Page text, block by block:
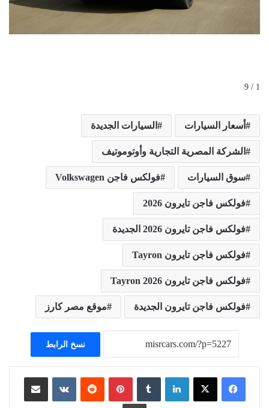
1 / 9
أسعار السيارات السيارات الجديدة
الشركة المصرية التجارية وأوتوموتيف
سوق السيارات فولكس فاجن Volkswagen
فولكس فاجن تايرون 2026
فولكس فاجن تايرون 2026 الجديدة
فولكس فاجن تايرون Tayron
فولكس فاجن تايرون Tayron 2026
فولكس فاجن تايرون الجديدة موقع مصر كارز
نسخ الرابط
لينكدإن ‏Tumblr بينتيريست
‏Reddit
‏VKontakte مشاركة عبر البريد
طباعة